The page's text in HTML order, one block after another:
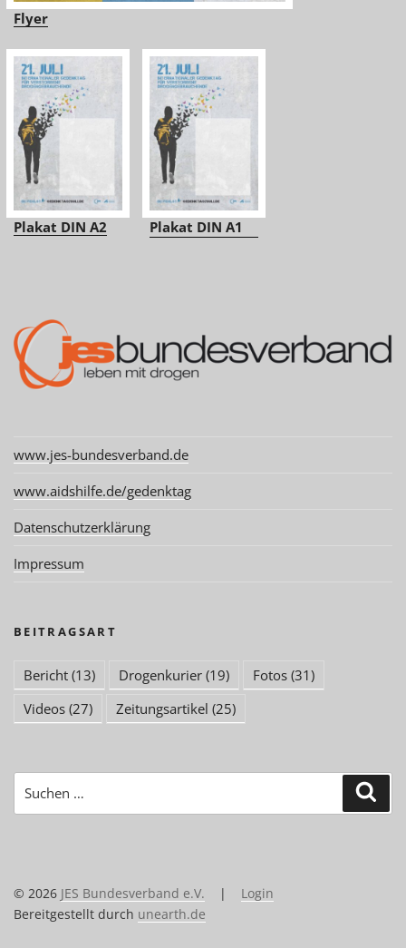
Flyer
Plakat DIN A2 Plakat DIN A1
www.jes-bundesverband.de
www.aidshilfe.de/gedenktag
Datenschutzerklärung
Impressum
BEITRAGSART
Bericht (13) Drogenkurier (19) Fotos (31)
Videos (27) Zeitungsartikel (25)
nach:
© 2026 JES Bundesverband e.V. | Login
Bereitgestellt durch unearth.de